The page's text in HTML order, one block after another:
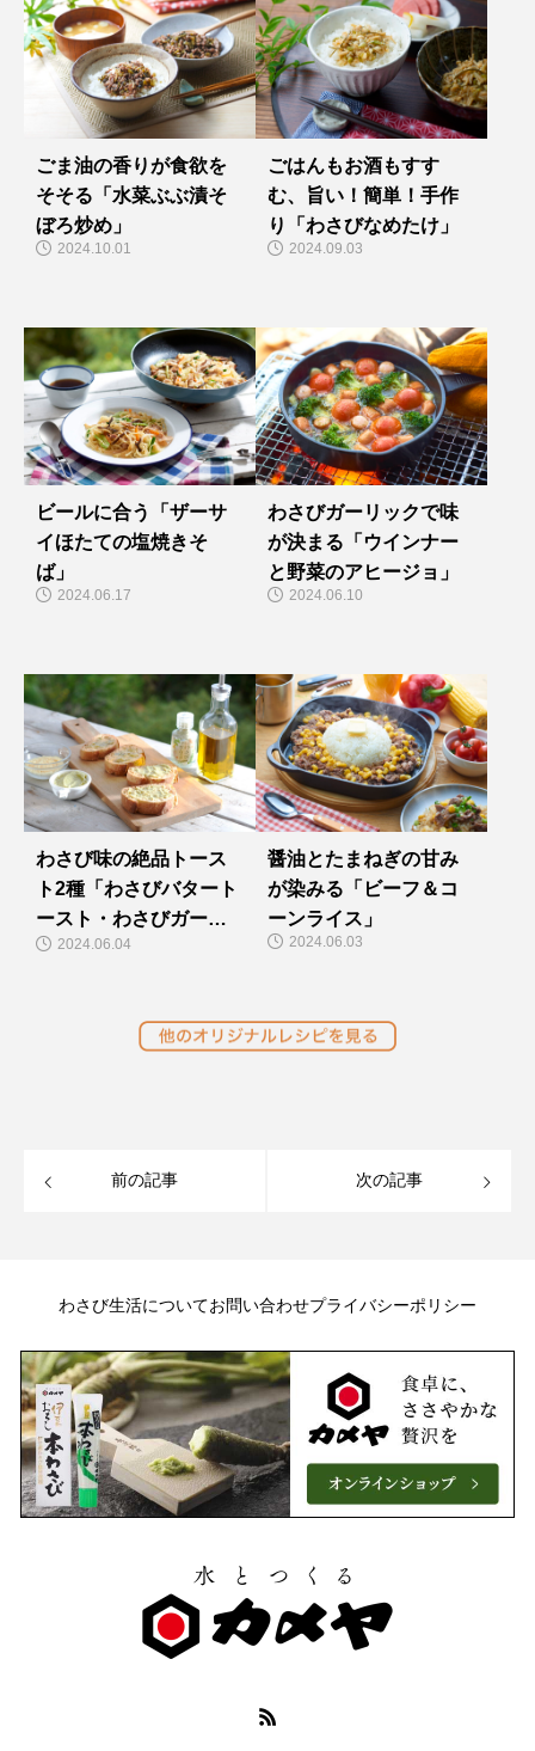
ごま油の香りが食欲を
そそる「水菜ぶぶ漬そ
ぼろ炒め」
2024.10.01
ごはんもお酒もすす
む、旨い！簡単！手作
り「わさびなめたけ」
2024.09.03
ビールに合う「ザーサ
イほたての塩焼きそ
ば」
2024.06.17
わさびガーリックで味
が決まる「ウインナー
と野菜のアヒージョ」
2024.06.10
わさび味の絶品トース
ト2種「わさびバタート
ースト・わさびガーリ
ックトースト」
2024.06.04
醤油とたまねぎの甘み
が染みる「ビーフ＆コ
ーンライス」
2024.06.03
前の記事 次の記事
わさび生活についてお問い合わせプライバシーポリシー